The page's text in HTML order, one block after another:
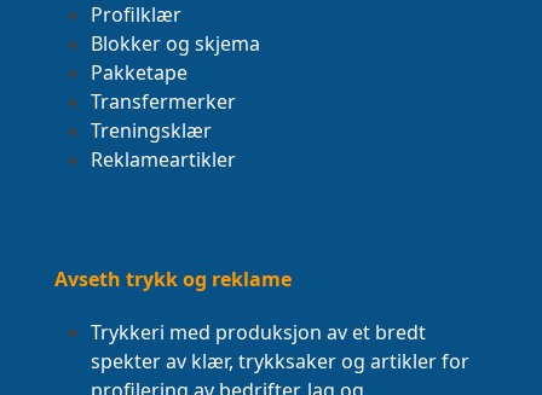
Profilklær
Blokker og skjema
Pakketape
Transfermerker
Treningsklær
Reklameartikler
Avseth trykk og reklame
Trykkeri med produksjon av et bredt
spekter av klær, trykksaker og artikler for